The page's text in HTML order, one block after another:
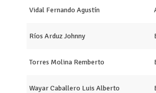
Vidal Fernando Agustín
Ríos Arduz Johnny
Torres Molina Remberto
Wayar Caballero Luis Alberto